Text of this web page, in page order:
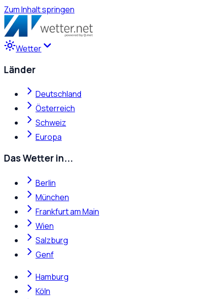
Zum Inhalt springen
Wetter
Länder
Deutschland
Österreich
Schweiz
Europa
Das Wetter in...
Berlin
München
Frankfurt am Main
Wien
Salzburg
Genf
Hamburg
Köln